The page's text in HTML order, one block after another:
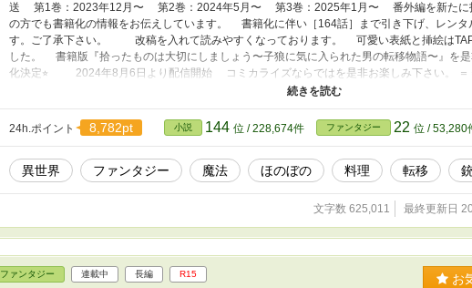
送 第1巻：2023年12月〜 第2巻：2024年5月〜 第3巻：2025年1月〜 番外編を新たに
の方でも書籍化の情報をお伝えしています。 書籍化に伴い［164話］まで引き下げ、レンタ
す。ご了承下さい。 改稿を入れて読みやすくなっております。 可愛い表紙と挿絵は
した。 書籍版『拾ったものは大切にしましょう〜子狼に気に入られた男の転移物語〜』を是
化決定⭐︎ 2024年8月6日より配信開始 コミカライズならではを是非お楽しみ下さい。 ＝
＝＝＝＝ 当作品は続編となります。 まだ、読んでらっしゃらない方は先に『拾ったものは
に入られた男の転移物語〜』、続編『続・拾ったものは大切にしましょう〜子狼に気に入ら
さい。 ＝＝＝＝＝＝＝＝＝＝＝＝＝＝＝＝＝＝ ◯あらすじ◯ 1人ぼっちだった相沢庵は小さな
界に送られた。 絶対神リュオンが求めたのは2人で自由に生きる事。 前作でダークエルフ・ル
いた。 目覚めたイオリは力を失いどう生きていくのか・・・。 前作に続き、のんびりと投稿
24h.ポイント 8,782pt 小説 144 位 / 228,674件 ファンタジー 22 位 / 53,280
異世界 ファンタジー 魔法 ほのぼの 料理 転移
文字数 625,011 最終更新日
ファンタジー 連載中 長編 R15 お